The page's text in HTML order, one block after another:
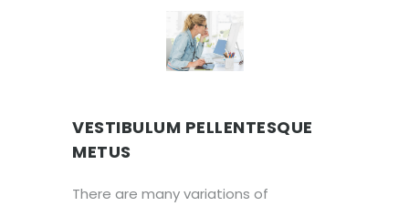
VESTIBULUM PELLENTESQUE
METUS
There are many variations of